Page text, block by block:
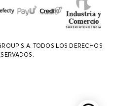
S.A. TODOS LOS DERECHOS